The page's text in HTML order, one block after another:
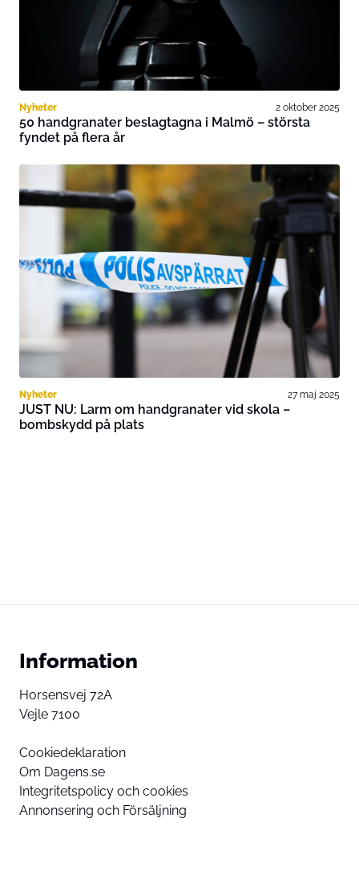
Nyheter 2 oktober 2025
50 handgranater beslagtagna i Malmö – största
fyndet på flera år
Nyheter 27 maj 2025
JUST NU: Larm om handgranater vid skola –
bombskydd på plats
Information
Horsensvej 72A
Vejle 7100
Cookiedeklaration
Om Dagens.se
Integritetspolicy och cookies
Annonsering och Försäljning